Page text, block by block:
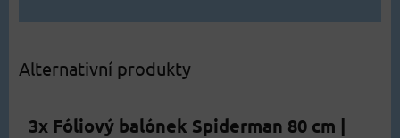
Alternativní produkty
3x Fóliový balónek Spiderman 80 cm |